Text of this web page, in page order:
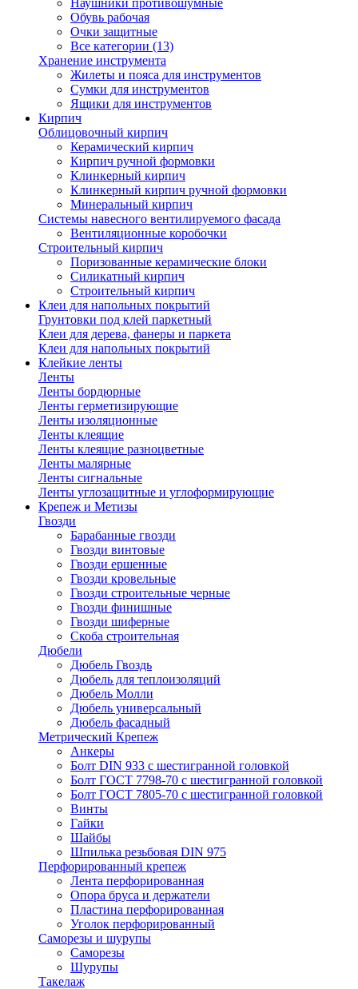
Наушники противошумные
Обувь рабочая
Очки защитные
Все категории (13)
Хранение инструмента
Жилеты и пояса для инструментов
Сумки для инструментов
Ящики для инструментов
Кирпич
Облицовочный кирпич
Керамический кирпич
Кирпич ручной формовки
Клинкерный кирпич
Клинкерный кирпич ручной формовки
Минеральный кирпич
Системы навесного вентилируемого фасада
Вентиляционные коробочки
Строительный кирпич
Поризованные керамические блоки
Силикатный кирпич
Строительный кирпич
Клеи для напольных покрытий
Грунтовки под клей паркетный
Клеи для дерева, фанеры и паркета
Клеи для напольных покрытий
Клейкие ленты
Ленты
Ленты бордюрные
Ленты герметизирующие
Ленты изоляционные
Ленты клеящие
Ленты клеящие разноцветные
Ленты малярные
Ленты сигнальные
Ленты углозащитные и углоформирующие
Крепеж и Метизы
Гвозди
Барабанные гвозди
Гвозди винтовые
Гвозди ершенные
Гвозди кровельные
Гвозди строительные черные
Гвозди финишные
Гвозди шиферные
Скоба строительная
Дюбели
Дюбель Гвоздь
Дюбель для теплоизоляций
Дюбель Молли
Дюбель универсальный
Дюбель фасадный
Метрический Крепеж
Анкеры
Болт DIN 933 с шестигранной головкой
Болт ГОСТ 7798-70 с шестигранной головкой
Болт ГОСТ 7805-70 с шестигранной головкой
Винты
Гайки
Шайбы
Шпилька резьбовая DIN 975
Перфорированный крепеж
Лента перфорированная
Опора бруса и держатели
Пластина перфорированная
Уголок перфорированный
Саморезы и шурупы
Саморезы
Шурупы
Такелаж